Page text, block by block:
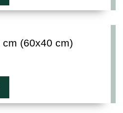
(60x40 cm)